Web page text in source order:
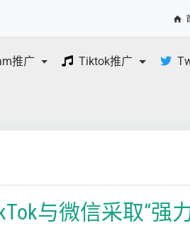
推广 Tiktok推广
与微信采取“强